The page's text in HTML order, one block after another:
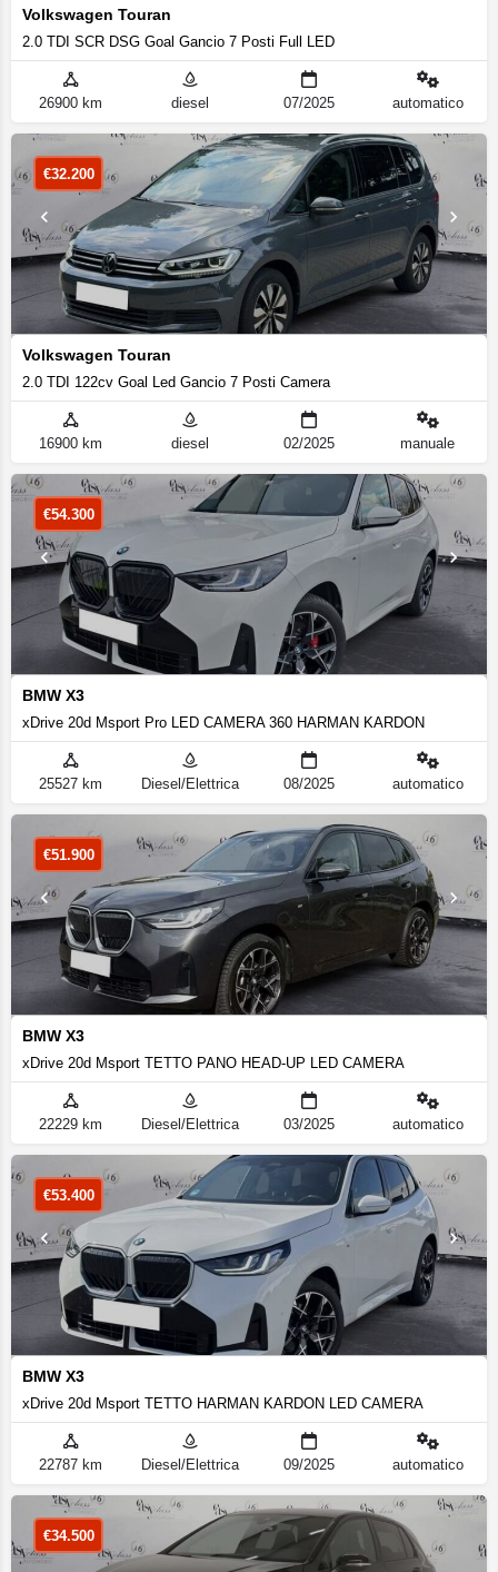
Volkswagen Touran
2.0 TDI SCR DSG Goal Gancio 7 Posti Full LED
26900 km diesel 07/2025 automatico
Volkswagen Touran
2.0 TDI 122cv Goal Led Gancio 7 Posti Camera
€32.200
16900 km diesel 02/2025 manuale
BMW X3
xDrive 20d Msport Pro LED CAMERA 360 HARMAN KARDON
€54.300
25527 km Diesel/Elettrica 08/2025 automatico
BMW X3
xDrive 20d Msport TETTO PANO HEAD-UP LED CAMERA
€51.900
22229 km Diesel/Elettrica 03/2025 automatico
BMW X3
xDrive 20d Msport TETTO HARMAN KARDON LED CAMERA
€53.400
22787 km Diesel/Elettrica 09/2025 automatico
€34.500